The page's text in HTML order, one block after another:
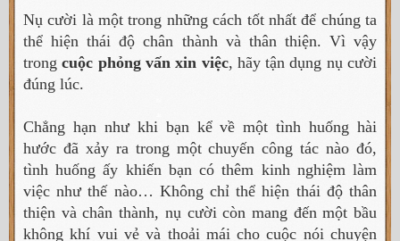
Nụ cười là một trong những cách tốt nhất để chúng ta
thể hiện thái độ chân thành và thân thiện. Vì vậy
trongcuộc phỏng vấn xin việc, hãy tận dụng nụ cười
đúng lúc.
Chẳng hạn như khi bạn kể về một tình huống hài
hước đã xảy ra trong một chuyến công tác nào đó,
tình huống ấy khiến bạn có thêm kinh nghiệm làm
việc như thế nào… Không chỉ thể hiện thái độ thân
thiện và chân thành, nụ cười còn mang đến một bầu
không khí vui vẻ và thoải mái cho cuộc nói chuyện